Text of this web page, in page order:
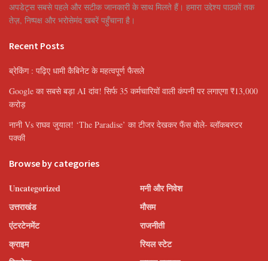
अपडेट्स सबसे पहले और सटीक जानकारी के साथ मिलते हैं। हमारा उद्देश्य पाठकों तक
तेज़, निष्पक्ष और भरोसेमंद खबरें पहुँचाना है।
Recent Posts
ब्रेकिंग : पढ़िए धामी कैबिनेट के महत्वपूर्ण फैसले
Google का सबसे बड़ा AI दांव! सिर्फ 35 कर्मचारियों वाली कंपनी पर लगाएगा ₹13,000
करोड़
नानी Vs राघव जुयाल! ‘The Paradise’ का टीजर देखकर फैंस बोले- ब्लॉकबस्टर
पक्की
Browse by categories
Uncategorized
उत्तराखंड
एंटरटेनमेंट
क्राइम
मनी और निवेश
मौसम
राजनीती
रियल स्टेट